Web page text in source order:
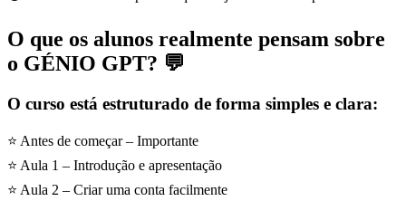
O que os alunos realmente pensam sobre
o GÉNIO GPT? 💬
O curso está estruturado de forma simples e clara:
⭐ Antes de começar – Importante
⭐ Aula 1 – Introdução e apresentação
⭐ Aula 2 – Criar uma conta facilmente